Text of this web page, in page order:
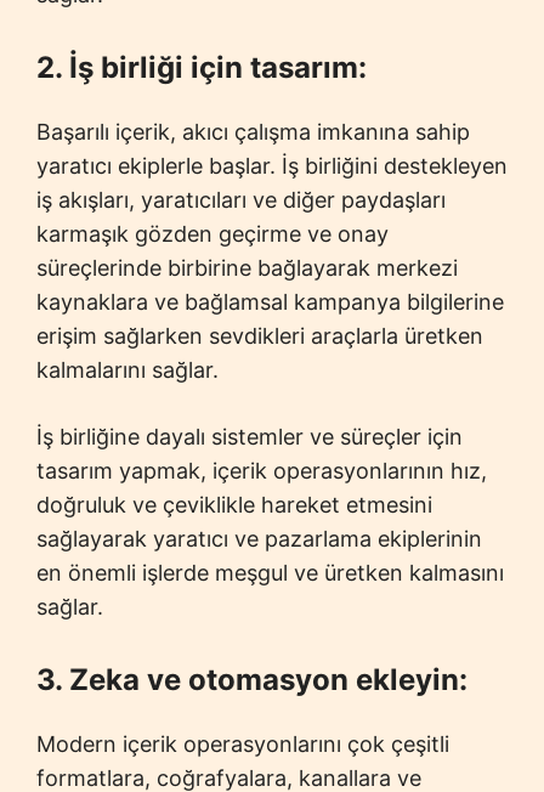
2. İş birliği için tasarım:
Başarılı içerik, akıcı çalışma imkanına sahip
yaratıcı ekiplerle başlar. İş birliğini destekleyen
iş akışları, yaratıcıları ve diğer paydaşları
karmaşık gözden geçirme ve onay
süreçlerinde birbirine bağlayarak merkezi
kaynaklara ve bağlamsal kampanya bilgilerine
erişim sağlarken sevdikleri araçlarla üretken
kalmalarını sağlar.
İş birliğine dayalı sistemler ve süreçler için
tasarım yapmak, içerik operasyonlarının hız,
doğruluk ve çeviklikle hareket etmesini
sağlayarak yaratıcı ve pazarlama ekiplerinin
en önemli işlerde meşgul ve üretken kalmasını
sağlar.
3. Zeka ve otomasyon ekleyin:
Modern içerik operasyonlarını çok çeşitli
formatlara, coğrafyalara, kanallara ve